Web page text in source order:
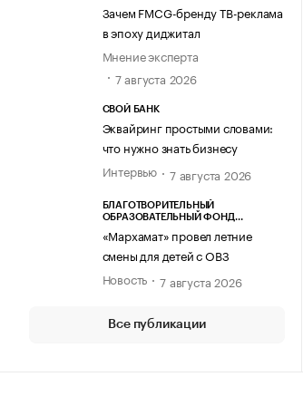
Зачем FMCG-бренду ТВ-реклама
в эпоху диджитал
Мнение эксперта
7 августа 2026
СВОЙ БАНК
Эквайринг простыми словами:
что нужно знать бизнесу
Интервью
7 августа 2026
БЛАГОТВОРИТЕЛЬНЫЙ
ОБРАЗОВАТЕЛЬНЫЙ ФОНД
«Мархамат» провел летние
смены для детей с ОВЗ
Новость
7 августа 2026
Все публикации